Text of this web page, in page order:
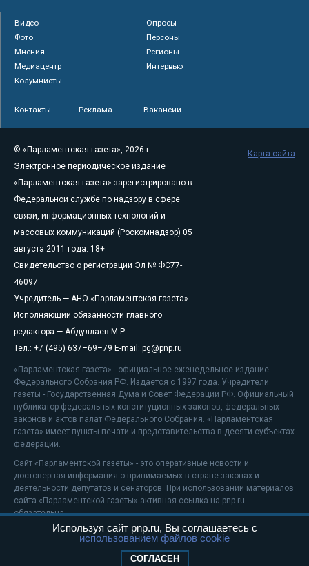
Видео
Опросы
Фото
Персоны
Мнения
Регионы
Медиацентр
Интервью
Колумнисты
Контакты Реклама Вакансии
© «Парламентская газета», 2026 г.
Электронное периодическое издание
«Парламентская газета» зарегистрировано в
Федеральной службе по надзору в сфере
связи, информационных технологий и
массовых коммуникаций (Роскомнадзор) 05
августа 2011 года. 18+
Свидетельство о регистрации Эл № ФС77-
46097
Учредитель — АНО «Парламентская газета»
Исполняющий обязанности главного
редактора — Абдуллаев М.Р.
Тел.: +7 (495) 637–69–79 E-mail: pg@pnp.ru
«Парламентская газета» - официальное еженедельное издание
Федерального Собрания РФ. Издается с 1997 года. Учредители
газеты - Государственная Дума и Совет Федерации РФ. Официальный
публикатор федеральных конституционных законов, федеральных
законов и актов палат Федерального Собрания. «Парламентская
газета» имеет пункты печати и представительства в десяти субъектах
федерации.
Сайт «Парламентской газеты» - это оперативные новости и
достоверная информация о принимаемых в стране законах и
деятельности депутатов и сенаторов. При использовании материалов
сайта «Парламентской газеты» активная ссылка на pnp.ru
обязательна.
На информационном ресурсе применяютсярекомендательные
Положение о защите персональных данных
Карта сайта
Используя сайт pnp.ru, Вы соглашаетесь с
использованием файлов cookie
СОГЛАСЕН